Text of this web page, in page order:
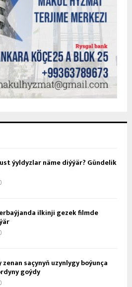
ýyldyzlar näme diýýär? Gündelik
ilkinji gezek filmde
saçynyň uzynlygy boýunça
goýdy